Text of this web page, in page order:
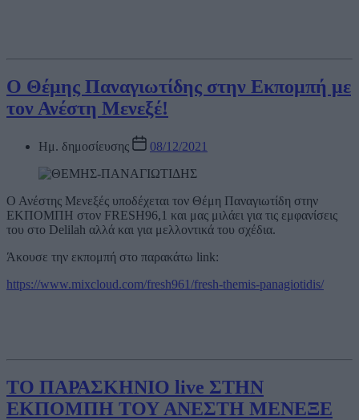
Ο Θέμης Παναγιωτίδης στην Εκπομπή με
τον Ανέστη Μενεξέ!
Ημ. δημοσίευσης 08/12/2021
Ο Ανέστης Μενεξές υποδέχεται τον Θέμη Παναγιωτίδη στην
ΕΚΠΟΜΠΗ στον FRESH96,1 και μας μιλάει για τις εμφανίσεις
του στο Delilah αλλά και για μελλοντικά του σχέδια.
Άκουσε την εκπομπή στο παρακάτω link:
https://www.mixcloud.com/fresh961/fresh-themis-panagiotidis/
ΤΟ ΠΑΡΑΣΚΗΝΙΟ live ΣΤΗΝ
ΕΚΠΟΜΠΗ ΤΟΥ ΑΝΕΣΤΗ ΜΕΝΕΞΕ